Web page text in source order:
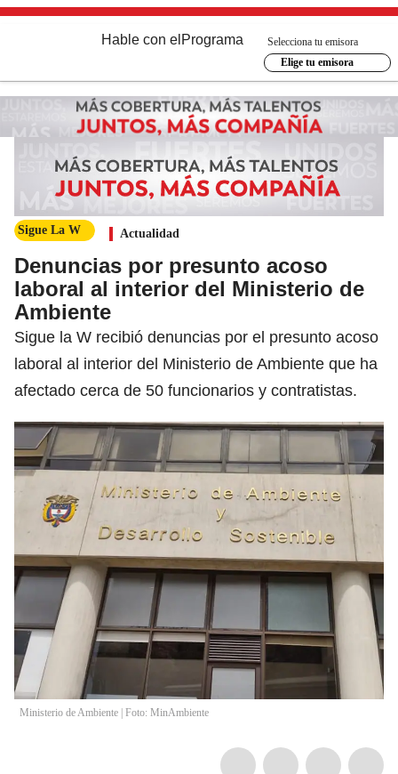
Hable con el Programa
Selecciona tu emisora
Elige tu emisora
Sigue La W Actualidad
Denuncias por presunto acoso
laboral al interior del Ministerio de
Ambiente
Sigue la W recibió denuncias por el presunto acoso
laboral al interior del Ministerio de Ambiente que ha
afectado cerca de 50 funcionarios y contratistas.
Ministerio de Ambiente | Foto: MinAmbiente